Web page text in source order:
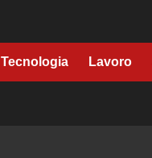
Tecnologia Lavoro